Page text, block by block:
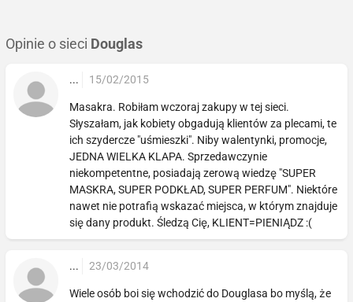
Opinie o sieci Douglas
... 15/02/2015
Masakra. Robiłam wczoraj zakupy w tej sieci.
Słyszałam, jak kobiety obgadują klientów za plecami, te
ich szydercze "uśmieszki". Niby walentynki, promocje,
JEDNA WIELKA KLAPA. Sprzedawczynie
niekompetentne, posiadają zerową wiedzę "SUPER
MASKRA, SUPER PODKŁAD, SUPER PERFUM". Niektóre
nawet nie potrafią wskazać miejsca, w którym znajduje
się dany produkt. Śledzą Cię, KLIENT=PIENIĄDZ :(
... 23/03/2014
Wiele osób boi się wchodzić do Douglasa bo myślą, że